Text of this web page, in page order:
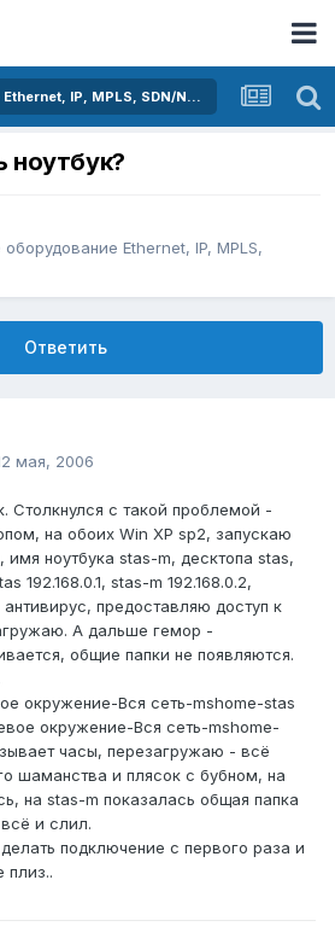
Активное оборудование Ethernet, IP, MPLS, SDN/NFV...
ноутбук?
оборудование Ethernet, IP, MPLS,
Ответить
мая, 2006
Столкнулся с такой проблемой -
на обоих Win XP sp2, запускаю
имя ноутбука stas-m, десктопа stas,
192.168.0.1, stas-m 192.168.0.2,
предоставляю доступ к
А дальше гемор -
общие папки не появляются.
окружение-Вся сеть-mshome-stas
окружение-Вся сеть-mshome-
часы, перезагружаю - всё
шаманства и плясок с бубном, на
на stas-m показалась общая папка
и слил.
подключение с первого раза и
плиз..